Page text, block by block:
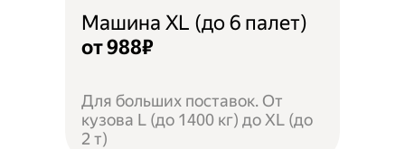
Машина XL (до 6 палет)
от 988₽
Для больших поставок. От
кузова L (до 1400 кг) до XL (до
2 т)